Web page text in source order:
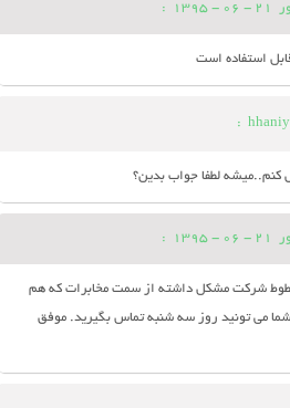
21 - 06 - 1395
:
:
کنم..میشه لطفا جواب بدین؟
21 - 06 - 1395
:
خطوط شرکت مشکل داشته از سمت مخابرات که هم
می تونید روز سه شنبه تماس بگیرید. موفق